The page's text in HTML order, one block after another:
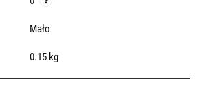
Mało
0.15 kg